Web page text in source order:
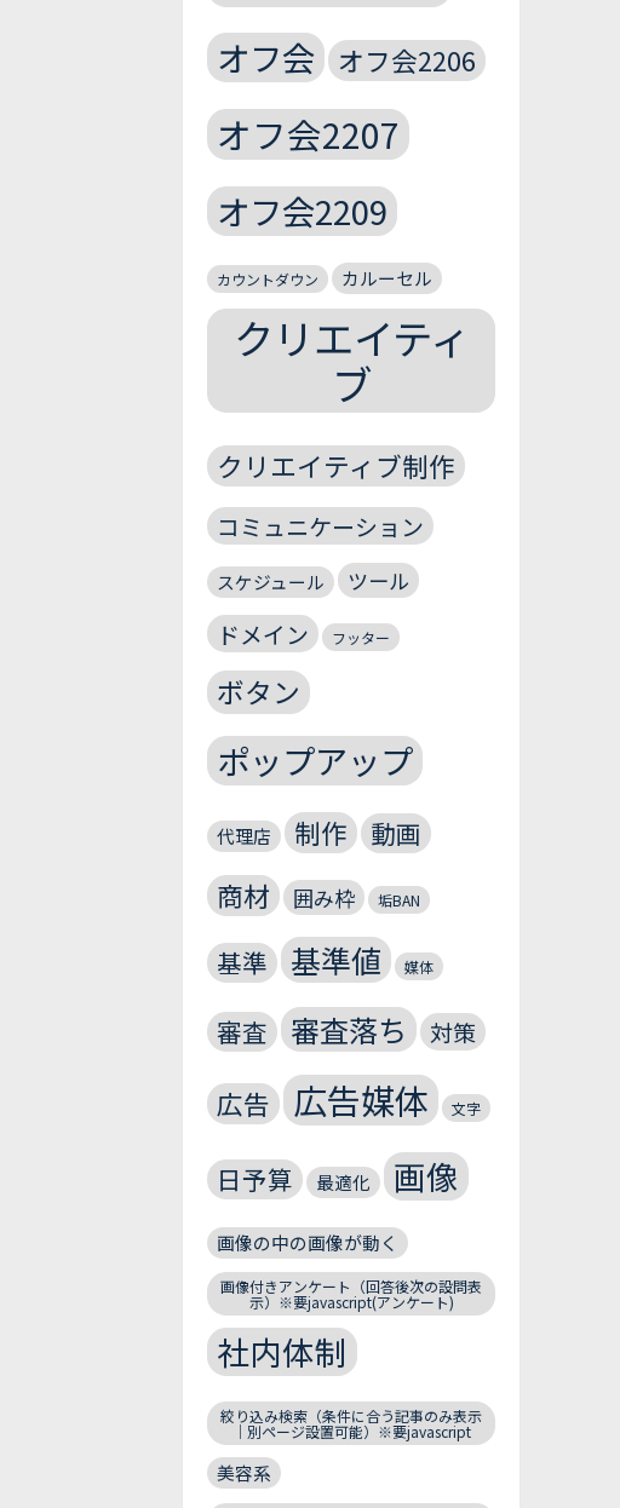
オフ会 オフ会2206
オフ会2207
オフ会2209
カウントダウン カルーセル
クリエイティ
ブ
クリエイティブ制作
コミュニケーション
スケジュール ツール
ドメイン フッター
ボタン
ポップアップ
代理店 制作 動画
商材 囲み枠 垢BAN
基準 基準値 媒体
審査 審査落ち 対策
広告 広告媒体 文字
日予算 最適化 画像
画像の中の画像が動く
画像付きアンケート（回答後次の設問表
示）※要javascript(アンケート)
社内体制
絞り込み検索（条件に合う記事のみ表示
｜別ページ設置可能）※要javascript
美容系